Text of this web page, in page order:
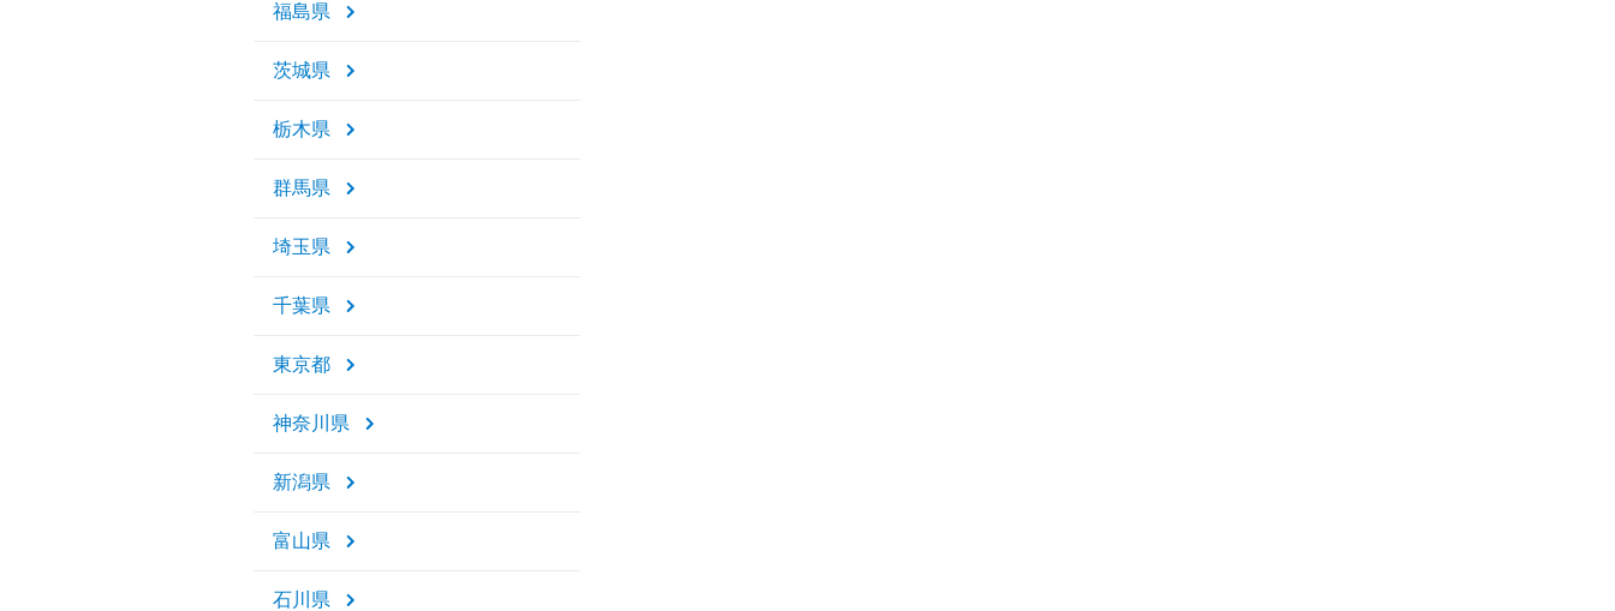
福島県
茨城県
栃木県
群馬県
埼玉県
千葉県
東京都
神奈川県
新潟県
富山県
石川県